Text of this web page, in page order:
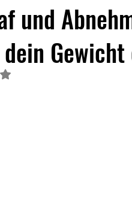
und
von 5 Sternen bewertet.